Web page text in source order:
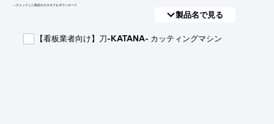
​▼チェックした製品のカタログをダウンロード
製品名で見る
【看板業者向け】刀-KATANA- カッティングマシン